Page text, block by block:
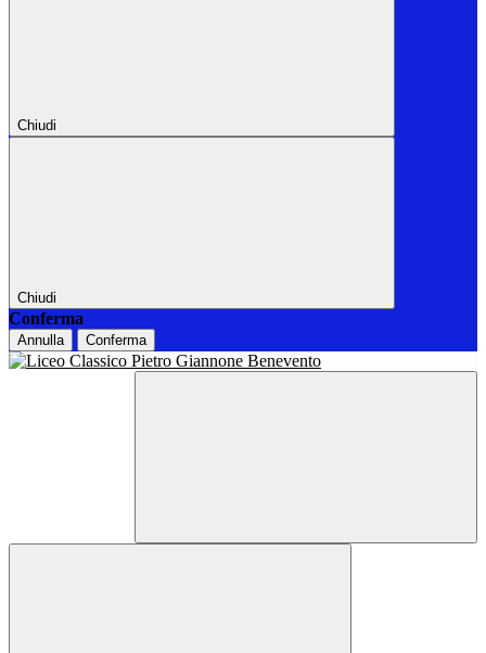
Chiudi
Chiudi
Conferma
Annulla Conferma